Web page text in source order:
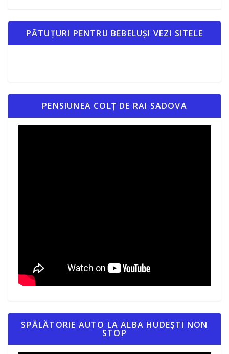
PĂTUȚURI PENTRU BEBELUȘI VEZI SITELE
PENSIUNEA COLȚ DE RAI SADOVA
SPĂLĂTORIE AUTO LA ALBA HUDEȘTI NON
STOP